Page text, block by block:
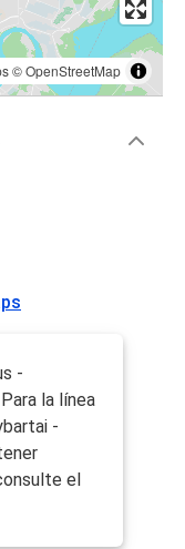
©OpenStreetMap
-
la línea
-
el